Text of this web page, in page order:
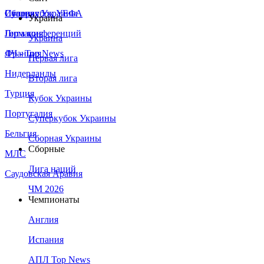
Сборная Украины
Италия
Германия
Франция
Нидерланды
Турция
Португалия
Бельгия
МЛС
Саудовская Аравия
Суперкубок УЕФА
Лига конференций
ЛЧ - Top News
Украина
Украина
Первая лига
Вторая лига
Кубок Украины
Суперкубок Украины
Сборная Украины
Сборные
Лига наций
ЧМ 2026
Чемпионаты
Англия
Испания
АПЛ Top News